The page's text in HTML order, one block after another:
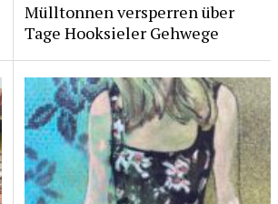
Mülltonnen versperren über
Tage Hooksieler Gehwege